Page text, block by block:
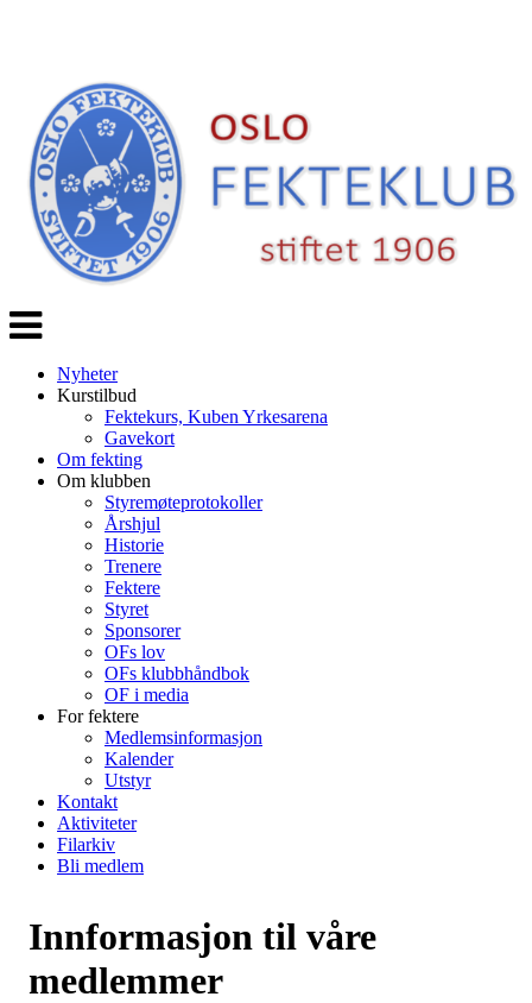
Veksle
navigasjon
Nyheter
Kurstilbud
Fektekurs, Kuben Yrkesarena
Gavekort
Om fekting
Om klubben
Styremøteprotokoller
Årshjul
Historie
Trenere
Fektere
Styret
Sponsorer
OFs lov
OFs klubbhåndbok
OF i media
For fektere
Medlemsinformasjon
Kalender
Utstyr
Kontakt
Aktiviteter
Filarkiv
Bli medlem
Innformasjon til våre
medlemmer